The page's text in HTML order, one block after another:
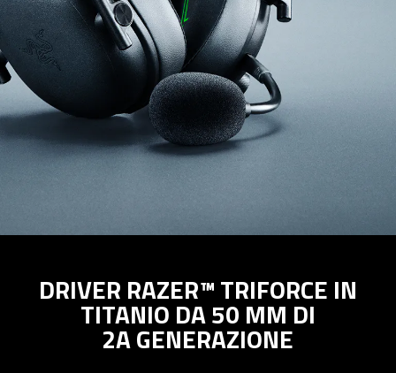
DRIVER RAZER™ TRIFORCE IN
TITANIO DA 50 MM DI
2A GENERAZIONE